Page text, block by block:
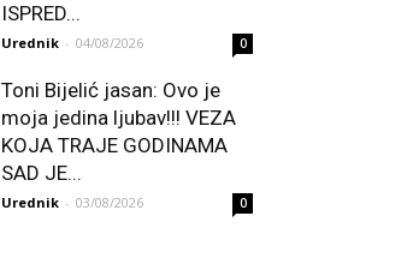
ISPRED...
Urednik - 04/08/2026 0
Toni Bijelić jasan: Ovo je
moja jedina ljubav!!! VEZA
KOJA TRAJE GODINAMA
SAD JE...
Urednik - 03/08/2026 0